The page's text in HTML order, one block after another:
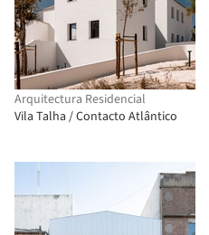
Arquitectura Residencial
Vila Talha / Contacto Atlântico